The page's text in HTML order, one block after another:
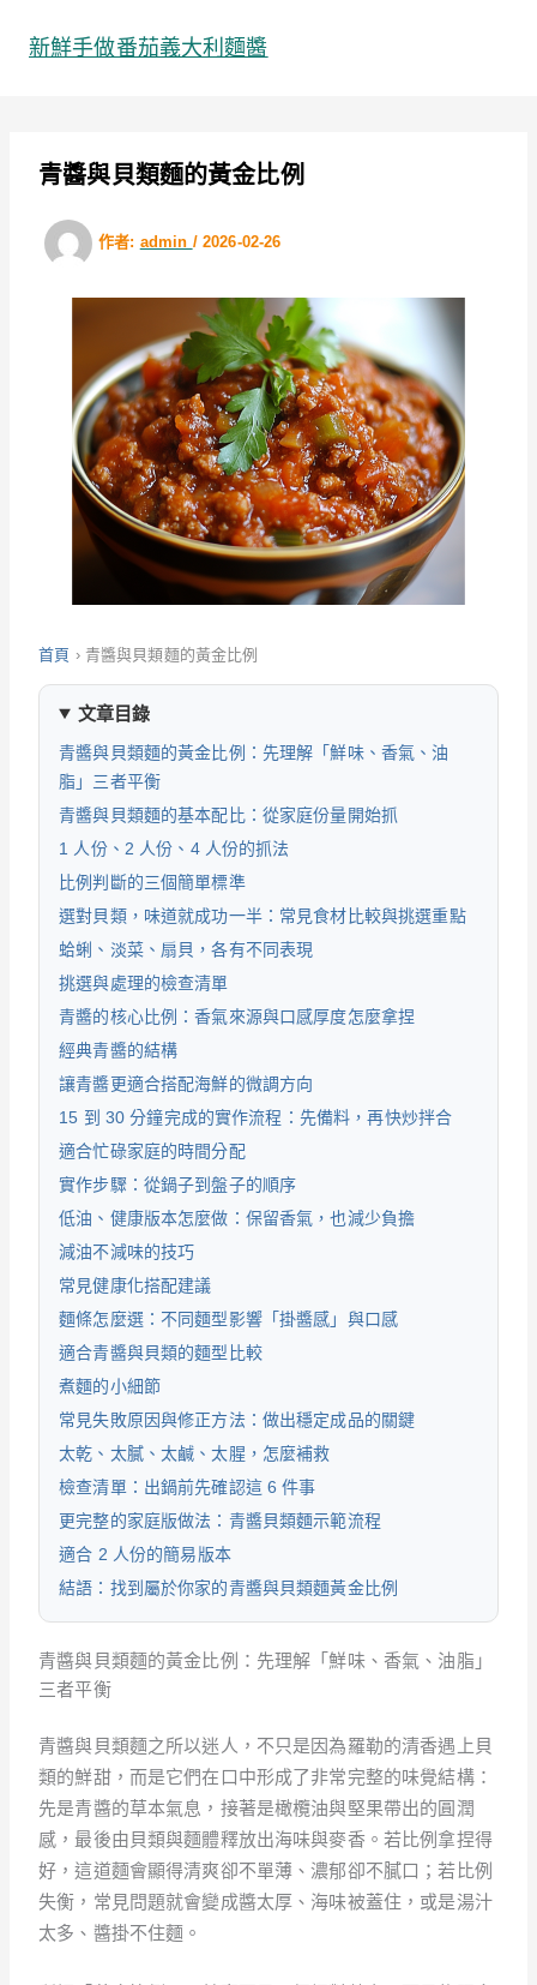
新鮮手做番茄義大利麵醬
青醬與貝類麵的黃金比例
作者: admin / 2026-02-26
首頁 › 青醬與貝類麵的黃金比例
文章目錄
青醬與貝類麵的黃金比例：先理解「鮮味、香氣、油
脂」三者平衡
青醬與貝類麵的基本配比：從家庭份量開始抓
1 人份、2 人份、4 人份的抓法
比例判斷的三個簡單標準
選對貝類，味道就成功一半：常見食材比較與挑選重點
蛤蜊、淡菜、扇貝，各有不同表現
挑選與處理的檢查清單
青醬的核心比例：香氣來源與口感厚度怎麼拿捏
經典青醬的結構
讓青醬更適合搭配海鮮的微調方向
15 到 30 分鐘完成的實作流程：先備料，再快炒拌合
適合忙碌家庭的時間分配
實作步驟：從鍋子到盤子的順序
低油、健康版本怎麼做：保留香氣，也減少負擔
減油不減味的技巧
常見健康化搭配建議
麵條怎麼選：不同麵型影響「掛醬感」與口感
適合青醬與貝類的麵型比較
煮麵的小細節
常見失敗原因與修正方法：做出穩定成品的關鍵
太乾、太膩、太鹹、太腥，怎麼補救
檢查清單：出鍋前先確認這 6 件事
更完整的家庭版做法：青醬貝類麵示範流程
適合 2 人份的簡易版本
結語：找到屬於你家的青醬與貝類麵黃金比例
青醬與貝類麵的黃金比例：先理解「鮮味、香氣、油脂」
三者平衡
青醬與貝類麵之所以迷人，不只是因為羅勒的清香遇上貝
類的鮮甜，而是它們在口中形成了非常完整的味覺結構：
先是青醬的草本氣息，接著是橄欖油與堅果帶出的圓潤
感，最後由貝類與麵體釋放出海味與麥香。若比例拿捏得
好，這道麵會顯得清爽卻不單薄、濃郁卻不膩口；若比例
失衡，常見問題就會變成醬太厚、海味被蓋住，或是湯汁
太多、醬掛不住麵。